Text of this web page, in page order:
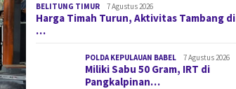
BELITUNG TIMUR 7 Agustus 2026
Harga Timah Turun, Aktivitas Tambang di
…
POLDA KEPULAUAN BABEL 7 Agustus 2026
Miliki Sabu 50 Gram, IRT di
Pangkalpinan…